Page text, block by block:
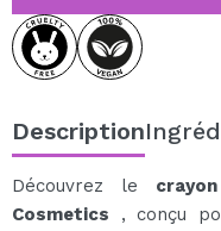
Description
Découvrez le
Cosmetics , conçu